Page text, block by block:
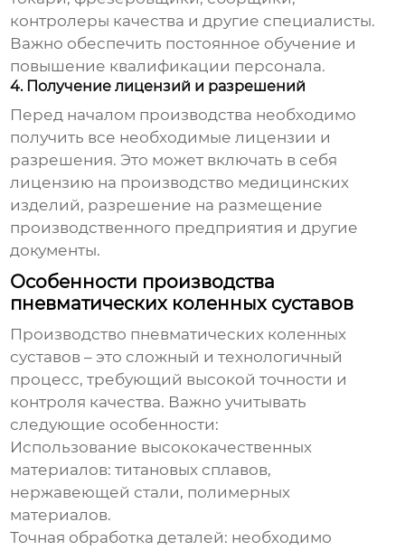
контролеры качества и другие специалисты.
Важно обеспечить постоянное обучение и
повышение квалификации персонала.
4. Получение лицензий и разрешений
Перед началом производства необходимо
получить все необходимые лицензии и
разрешения. Это может включать в себя
лицензию на производство медицинских
изделий, разрешение на размещение
производственного предприятия и другие
документы.
Особенности производства
пневматических коленных суставов
Производство пневматических коленных
суставов – это сложный и технологичный
процесс, требующий высокой точности и
контроля качества. Важно учитывать
следующие особенности:
Использование высококачественных
материалов: титановых сплавов,
нержавеющей стали, полимерных
материалов.
Точная обработка деталей: необходимо